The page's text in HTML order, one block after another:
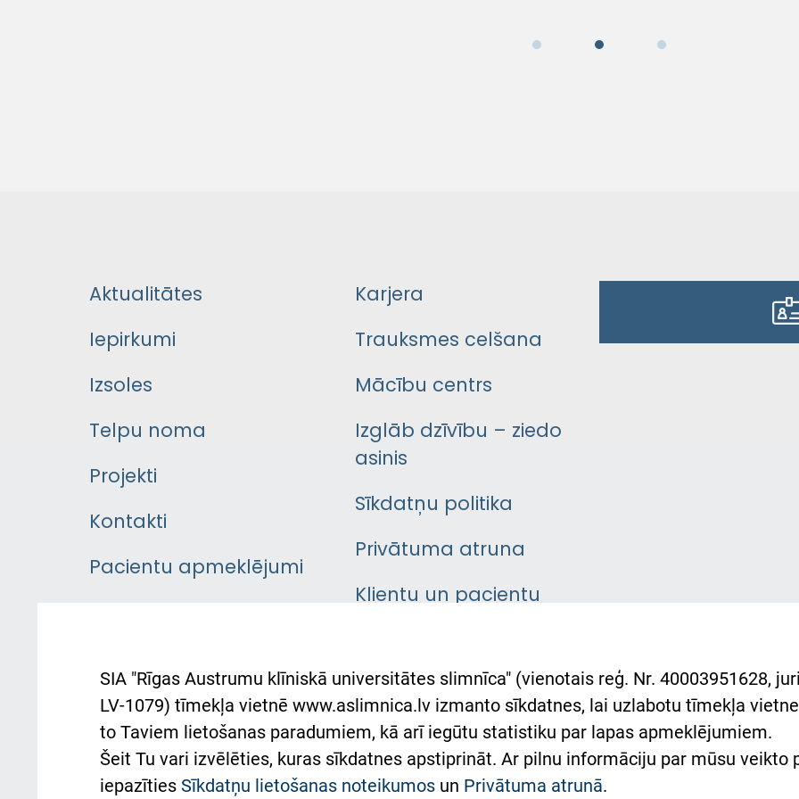
Aktualitātes
Iepirkumi
Izsoles
Telpu noma
Projekti
Kontakti
Pacientu apmeklējumi
Pacienta
atsauksmju/sūdzību
iesniegšanas kārtība
Kā pie mums nokļūt
Karjera
Trauksmes celšana
Mācību centrs
Izglāb dzīvību – ziedo
asinis
Sīkdatņu politika
Privātuma atruna
Klientu un pacientu
Austrumu slimnīcas
atbalsts Ukrainai
Підтримка Східної лікарні
та співпраця з Україною
SIA "Rīgas Austrumu klīniskā universitātes slimnīca" (vienotais reģ. Nr. 40003951628,
LV-1079) tīmekļa vietnē www.aslimnica.lv izmanto sīkdatnes, lai uzlabotu tīmekļa
to Taviem lietošanas paradumiem, kā arī iegūtu statistiku par lapas apmeklējumiem.
Šeit Tu vari izvēlēties, kuras sīkdatnes apstiprināt. Ar pilnu informāciju par mūsu veikto
iepazīties Sīkdatņu lietošanas noteikumos un Privātuma atrunā.